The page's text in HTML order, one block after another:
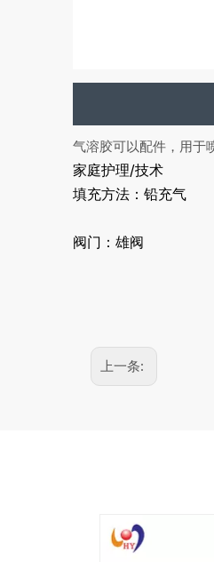
气溶胶可以配件，用于
家庭护理/技术
填充方法：铅充气
阀门：雄阀
上一条: